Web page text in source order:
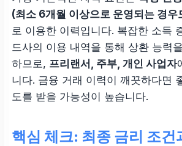
(최소 6개월 이상으로 운영되는 경우
로 이용한 이력입니다. 복잡한 소득
드사의 이용 내역을 통해 상환 능력
하므로, 프리랜서, 주부, 개인 사업자
니다. 금융 거래 이력이 깨끗하다면
도를 받을 가능성이 높습니다.
핵심 체크: 최종 금리 조건